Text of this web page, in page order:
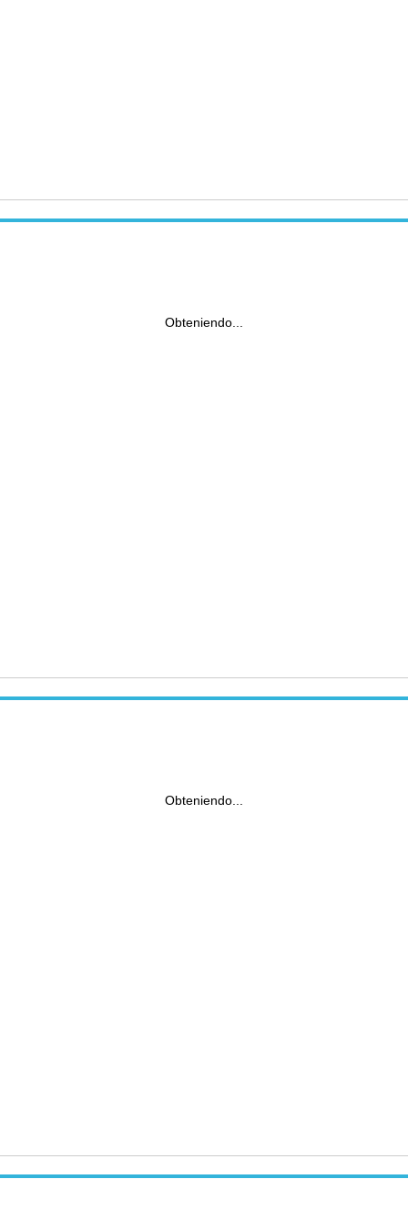
Obteniendo...
Obteniendo...